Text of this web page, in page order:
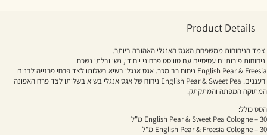
Product Details
צמד הניחוחות ממשפחת האגס האנגלי האהובה ביותר.
ניחוחות פירותיים עסיסיים עם טוויסט פרחוני ייחודי, נשי ובלתי נשכח.
English Pear & Freesia ניחוח רב מכר. אגס אנגלי בשיא בשלותו לצד פרחי פרזייה לבנים
ורעננים. English Pear & Sweet Pea ניחוח של אגס אנגלי בשיא בשלותו לצד פרח האפונה
המתוקה המפתה והמתקתק.
הסט כולל:
English Pear & Sweet Pea Cologne – 30 מ"ל
English Pear & Freesia Cologne – 30 מ"ל